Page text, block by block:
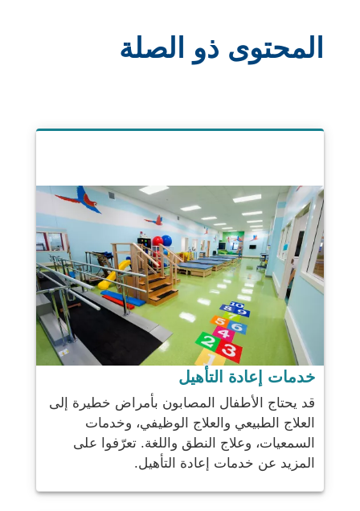
المحتوى ذو الصلة
خدمات إعادة التأهيل
قد يحتاج الأطفال المصابون بأمراض خطيرة إلى
العلاج الطبيعي والعلاج الوظيفي، وخدمات
السمعيات، وعلاج النطق واللغة. تعرّفوا على
المزيد عن خدمات إعادة التأهيل.